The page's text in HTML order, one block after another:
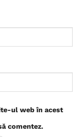
ul web în acest
comentez.